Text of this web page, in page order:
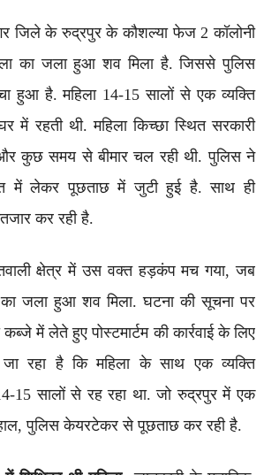
जिले के रुद्रपुर के कौशल्या फेज 2 कॉलोनी
का जला हुआ शव मिला है. जिससे पुलिस
हुआ है. महिला 14-15 सालों से एक व्यक्ति
रहती थी. महिला किच्छा स्थित सरकारी
कुछ समय से बीमार चल रही थी. पुलिस ने
में लेकर पूछताछ में जुटी हुई है. साथ ही
कर रही है.
क्षेत्र में उस वक्त हड़कंप मच गया, जब
जला हुआ शव मिला. घटना की सूचना पर
में लेते हुए पोस्टमार्टम की कार्रवाई के लिए
जा रहा है कि महिला के साथ एक व्यक्ति
सालों से रह रहा था. जो रुद्रपुर में एक
पुलिस केयरटेकर से पूछताछ कर रही है.